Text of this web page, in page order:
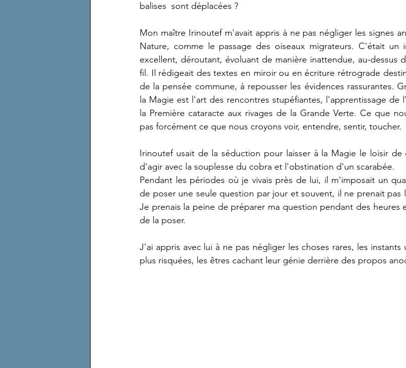
balises  sont déplacées ?
Mon maître Irinoutef m'avait appris à ne pas négliger les signes
Nature, comme le passage des oiseaux migrateurs. C'était un
excellent, déroutant, évoluant de manière inattendue, au-dessus
fil. Il rédigeait des textes en miroir ou en écriture rétrograde
de la pensée commune, à repousser les évidences rassurantes.
la Magie est l'art des rencontres stupéfiantes, l'apprentissage
la Première cataracte aux rivages de la Grande Verte. Ce que
pas forcément ce que nous croyons voir, entendre, sentir, toucher.
Irinoutef usait de la séduction pour laisser à la Magie le loisir de
d'agir avec la souplesse du cobra et l'obstination d'un scarabée.
Pendant les périodes où je vivais près de lui, il m'imposait un
de poser une seule question par jour et souvent, il ne prenait pas
Je prenais la peine de préparer ma question pendant des heures
de la poser.
J'ai appris avec lui à ne pas négliger les choses rares, les instants
plus risquées, les êtres cachant leur génie derrière des propos